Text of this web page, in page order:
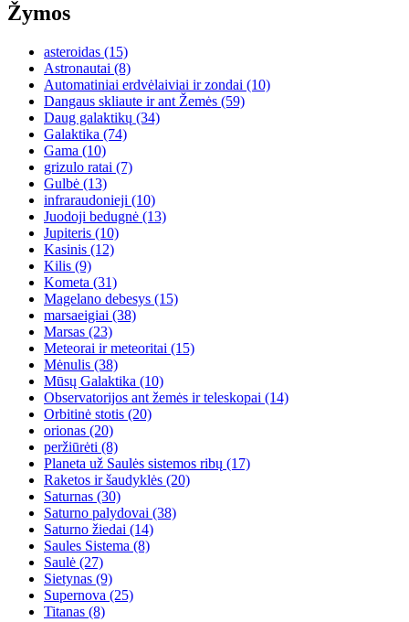
Žymos
asteroidas (15)
Astronautai (8)
Automatiniai erdvėlaiviai ir zondai (10)
Dangaus skliaute ir ant Žemės (59)
Daug galaktikų (34)
Galaktika (74)
Gama (10)
grizulo ratai (7)
Gulbė (13)
infraraudonieji (10)
Juodoji bedugnė (13)
Jupiteris (10)
Kasinis (12)
Kilis (9)
Kometa (31)
Magelano debesys (15)
marsaeigiai (38)
Marsas (23)
Meteorai ir meteoritai (15)
Mėnulis (38)
Mūsų Galaktika (10)
Observatorijos ant žemės ir teleskopai (14)
Orbitinė stotis (20)
orionas (20)
peržiūrėti (8)
Planeta už Saulės sistemos ribų (17)
Raketos ir šaudyklės (20)
Saturnas (30)
Saturno palydovai (38)
Saturno žiedai (14)
Saules Sistema (8)
Saulė (27)
Sietynas (9)
Supernova (25)
Titanas (8)